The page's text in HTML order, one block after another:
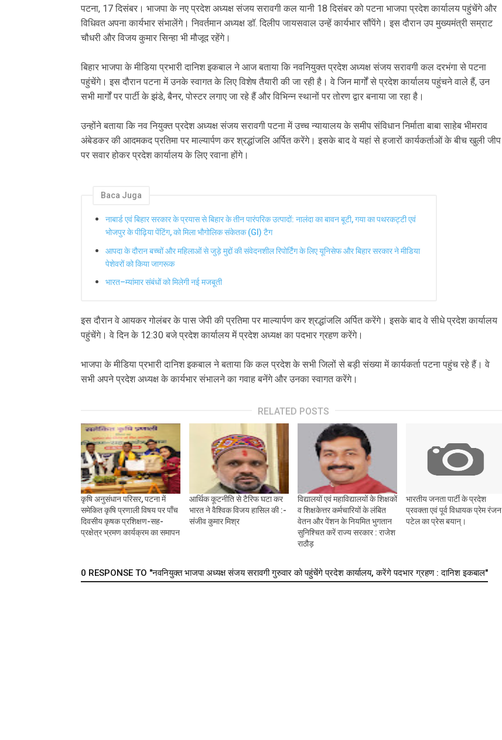
पटना, 17 दिसंबर। भाजपा के नए प्रदेश अध्यक्ष संजय सरावगी कल यानी 18 दिसंबर को पटना भाजपा प्रदेश कार्यालय पहुंचेंगे और
विधिवत अपना कार्यभार संभालेंगे। निवर्तमान अध्यक्ष डॉ. दिलीप जायसवाल उन्हें कार्यभार सौंपेंगे। इस दौरान उप मुख्यमंत्री सम्राट
चौधरी और विजय कुमार सिन्हा भी मौजूद रहेंगे।
बिहार भाजपा के मीडिया प्रभारी दानिश इकबाल ने आज बताया कि नवनियुक्त प्रदेश अध्यक्ष संजय सरावगी कल दरभंगा से पटना
पहुंचेंगे। इस दौरान पटना में उनके स्वागत के लिए विशेष तैयारी की जा रही है। वे जिन मार्गों से प्रदेश कार्यालय पहुंचने वाले हैं, उन
सभी मार्गों पर पार्टी के झंडे, बैनर, पोस्टर लगाए जा रहे हैं और विभिन्न स्थानों पर तोरण द्वार बनाया जा रहा है।
उन्होंने बताया कि नव नियुक्त प्रदेश अध्यक्ष संजय सरावगी पटना में उच्च न्यायालय के समीप संविधान निर्माता बाबा साहेब भीमराव
अंबेडकर की आदमकद प्रतिमा पर माल्यार्पण कर श्रद्धांजलि अर्पित करेंगे। इसके बाद वे यहां से हजारों कार्यकर्ताओं के बीच खुली जीप
पर सवार होकर प्रदेश कार्यालय के लिए रवाना होंगे।
Baca Juga
नाबार्ड एवं बिहार सरकार के प्रयास से बिहार के तीन पारंपरिक उत्पादों: नालंदा का बावन बूटी, गया का पथरकट्टी एवं
भोजपुर के पीढ़िया पेंटिंग, को मिला भौगोलिक संकेतक (GI) टैग
आपदा के दौरान बच्चों और महिलाओं से जुड़े मुद्दों की संवेदनशील रिपोर्टिंग के लिए यूनिसेफ और बिहार सरकार ने मीडिया
पेशेवरों को किया जागरूक
भारत–म्यांमार संबंधों को मिलेगी नई मजबूती
इस दौरान वे आयकर गोलंबर के पास जेपी की प्रतिमा पर माल्यार्पण कर श्रद्धांजलि अर्पित करेंगे। इसके बाद वे सीधे प्रदेश कार्यालय
पहुंचेंगे। वे दिन के 12:30 बजे प्रदेश कार्यालय में प्रदेश अध्यक्ष का पदभार ग्रहण करेंगे।
भाजपा के मीडिया प्रभारी दानिश इकबाल ने बताया कि कल प्रदेश के सभी जिलों से बड़ी संख्या में कार्यकर्ता पटना पहुंच रहे हैं। वे
सभी अपने प्रदेश अध्यक्ष के कार्यभार संभालने का गवाह बनेंगे और उनका स्वागत करेंगे।
RELATED POSTS
कृषि अनुसंधान परिसर, पटना में
समेकित कृषि प्रणाली विषय पर पाँच
दिवसीय कृषक प्रशिक्षण-सह-
प्रक्षेत्र भ्रमण कार्यक्रम का समापन
आर्थिक कूटनीति से टैरिफ घटा कर
भारत ने वैश्विक विजय हासिल की :-
संजीव कुमार मिश्र
विद्यालयों एवं महाविद्यालयों के शिक्षकों
व शिक्षकेत्तर कर्मचारियों के लंबित
वेतन और पेंशन के नियमित भुगतान
सुनिश्चित करें राज्य सरकार : राजेश
राठौड़
भारतीय जनता पार्टी के प्रदेश
प्रवक्ता एवं पूर्व विधायक प्रेम रंजन
पटेल का प्रेस बयान्।
0 RESPONSE TO "नवनियुक्त भाजपा अध्यक्ष संजय सरावगी गुरुवार को पहुंचेंगे प्रदेश कार्यालय, करेंगे पदभार ग्रहण : दानिश इकबाल"